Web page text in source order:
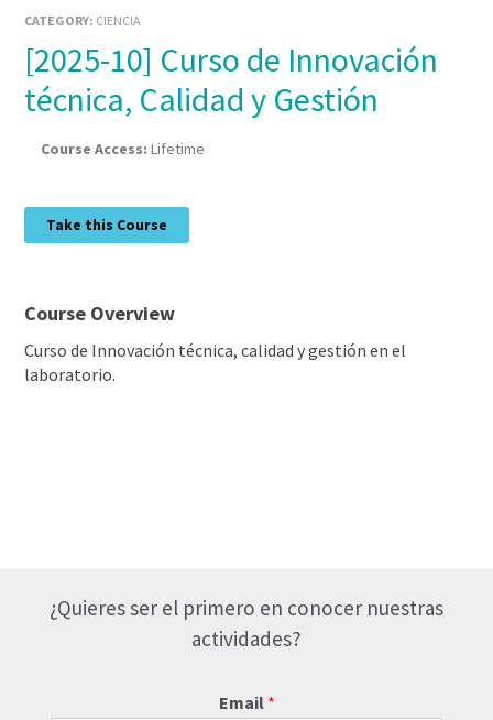
CATEGORY: CIENCIA
[2025-10] Curso de Innovación
técnica, Calidad y Gestión
Course Access:Lifetime
Take this Course
Course Overview
Curso de Innovación técnica, calidad y gestión en el
laboratorio.
¿Quieres ser el primero en conocer nuestras
actividades?
Email *